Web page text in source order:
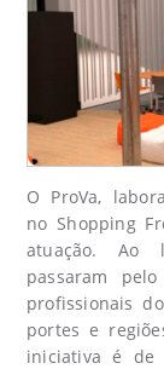
O ProVa,
no Shopping
atuação. Ao
passaram
profissionais
portes e
iniciativa é de